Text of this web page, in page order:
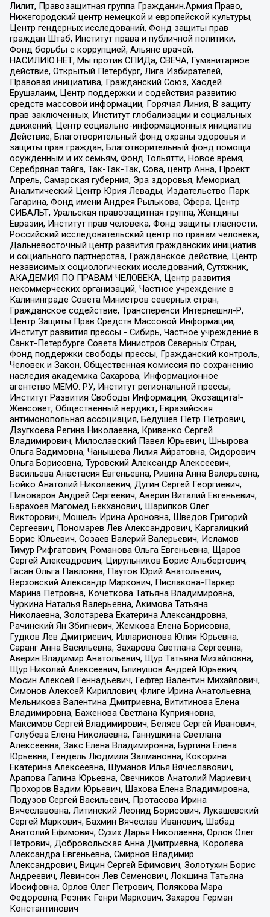
Лилит, Правозащитная группа Гражданин.Армия.Право,
Нижегородский центр немецкой и европейской культуры,
Центр гендерных исследований, Фонд защиты прав
граждан Штаб, Институт права и публичной политики,
Фонд борьбы с коррупцией, Альянс врачей,
НАСИЛИЮ.НЕТ, Мы против СПИДа, СВЕЧА, Гуманитарное
действие, Открытый Петербург, Лига Избирателей,
Правовая инициатива, Гражданский Союз, Хасдей
Ерушалаим, Центр поддержки и содействия развитию
средств массовой информации, Горячая Линия, В защиту
прав заключенных, Институт глобализации и социальных
движений, Центр социально-информационных инициатив
Действие, Благотворительный фонд охраны здоровья и
защиты прав граждан, Благотворительный фонд помощи
осужденным и их семьям, Фонд Тольятти, Новое время,
Серебряная тайга, Так-Так-Так, Сова, центр Анна, Проект
Апрель, Самарская губерния, Эра здоровья, Мемориал,
Аналитический Центр Юрия Левады, Издательство Парк
Гагарина, Фонд имени Андрея Рылькова, Сфера, Центр
СИБАЛЬТ, Уральская правозащитная группа, Женщины
Евразии, Институт прав человека, Фонд защиты гласности,
Российский исследовательский центр по правам человека,
Дальневосточный центр развития гражданских инициатив
и социального партнерства, Гражданское действие, Центр
независимых социологических исследований, Сутяжник,
АКАДЕМИЯ ПО ПРАВАМ ЧЕЛОВЕКА, Центр развития
некоммерческих организаций, Частное учреждение в
Калининграде Совета Министров северных стран,
Гражданское содействие, Трансперенси Интернешнл-Р,
Центр Защиты Прав Средств Массовой Информации,
Институт развития прессы - Сибирь, Частное учреждение в
Санкт-Петербурге Совета Министров Северных Стран,
Фонд поддержки свободы прессы, Гражданский контроль,
Человек и Закон, Общественная комиссия по сохранению
наследия академика Сахарова, Информационное
агентство МЕМО. РУ, Институт региональной прессы,
Институт Развития Свободы Информации, Экозащита!-
Женсовет, Общественный вердикт, Евразийская
антимонопольная ассоциация, Бедушев Петр Петрович,
Дзугкоева Регина Николаевна, Кривенко Сергей
Владимирович, Милославский Павел Юрьевич, Шнырова
Ольга Вадимовна, Чанышева Лилия Айратовна, Сидорович
Ольга Борисовна, Туровский Александр Алексеевич,
Васильева Анастасия Евгеньевна, Ривина Анна Валерьевна,
Бойко Анатолий Николаевич, Дугин Сергей Георгиевич,
Пивоваров Андрей Сергеевич, Аверин Виталий Евгеньевич,
Барахоев Магомед Бекханович, Шарипков Олег
Викторович, Мошель Ирина Ароновна, Шведов Григорий
Сергеевич, Пономарев Лев Александрович, Каргалицкий
Борис Юльевич, Созаев Валерий Валерьевич, Исламов
Тимур Рифгатович, Романова Ольга Евгеньевна, Щаров
Сергей Алексадрович, Цирульников Борис Альбертович,
Гасан Ольга Павловна, Паутов Юрий Анатольевич,
Верховский Александр Маркович, Пислакова-Паркер
Марина Петровна, Кочеткова Татьяна Владимировна,
Чуркина Наталья Валерьевна, Акимова Татьяна
Николаевна, Золотарева Екатерина Александровна,
Рачинский Ян Збигневич, Жемкова Елена Борисовна,
Гудков Лев Дмитриевич, Илларионова Юлия Юрьевна,
Саранг Анна Васильевна, Захарова Светлана Сергеевна,
Аверин Владимир Анатольевич, Щур Татьяна Михайловна,
Щур Николай Алексеевич, Блинушов Андрей Юрьевич,
Мосин Алексей Геннадьевич, Гефтер Валентин Михайлович,
Симонов Алексей Кириллович, Флиге Ирина Анатольевна,
Мельникова Валентина Дмитриевна, Вититинова Елена
Владимировна, Баженова Светлана Куприяновна,
Максимов Сергей Владимирович, Беляев Сергей Иванович,
Голубева Елена Николаевна, Ганнушкина Светлана
Алексеевна, Закс Елена Владимировна, Буртина Елена
Юрьевна, Гендель Людмила Залмановна, Кокорина
Екатерина Алексеевна, Шуманов Илья Вячеславович,
Арапова Галина Юрьевна, Свечников Анатолий Мариевич,
Прохоров Вадим Юрьевич, Шахова Елена Владимировна,
Подузов Сергей Васильевич, Протасова Ирина
Вячеславовна, Литинский Леонид Борисович, Лукашевский
Сергей Маркович, Бахмин Вячеслав Иванович, Шабад
Анатолий Ефимович, Сухих Дарья Николаевна, Орлов Олег
Петрович, Добровольская Анна Дмитриевна, Королева
Александра Евгеньевна, Смирнов Владимир
Александрович, Вицин Сергей Ефимович, Золотухин Борис
Андреевич, Левинсон Лев Семенович, Локшина Татьяна
Иосифовна, Орлов Олег Петрович, Полякова Мара
Федоровна, Резник Генри Маркович, Захаров Герман
Константинович